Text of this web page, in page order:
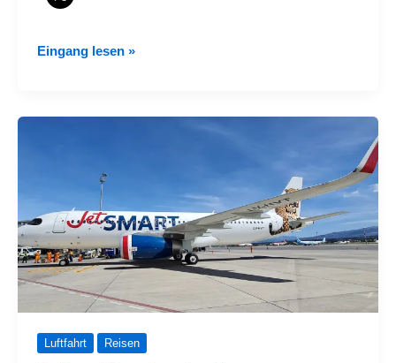
DIAF
größere
737NG
durch
Eingang lesen »
Luftfahrt Reisen